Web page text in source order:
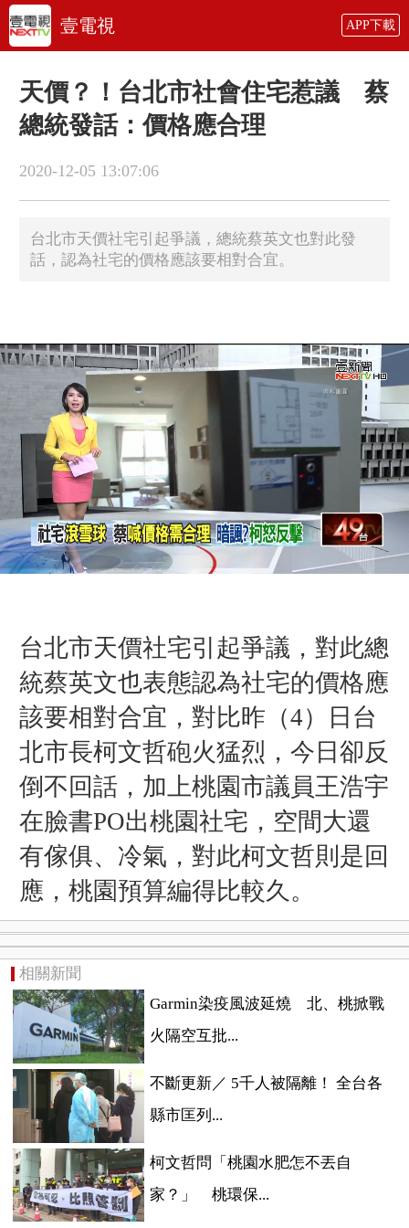
壹電視 APP下載
天價？！台北市社會住宅惹議 蔡
總統發話：價格應合理
2020-12-05 13:07:06
台北市天價社宅引起爭議，總統蔡英文也對此發
話，認為社宅的價格應該要相對合宜。
台北市天價社宅引起爭議，對此總
統蔡英文也表態認為社宅的價格應
該要相對合宜，對比昨（4）日台
北市長柯文哲砲火猛烈，今日卻反
倒不回話，加上桃園市議員王浩宇
在臉書PO出桃園社宅，空間大還
有傢俱、冷氣，對此柯文哲則是回
應，桃園預算編得比較久。
相關新聞
Garmin染疫風波延燒 北、桃掀戰
火隔空互批...
不斷更新／ 5千人被隔離！ 全台各
縣市匡列...
柯文哲問「桃園水肥怎不丟自
家？」 桃環保...